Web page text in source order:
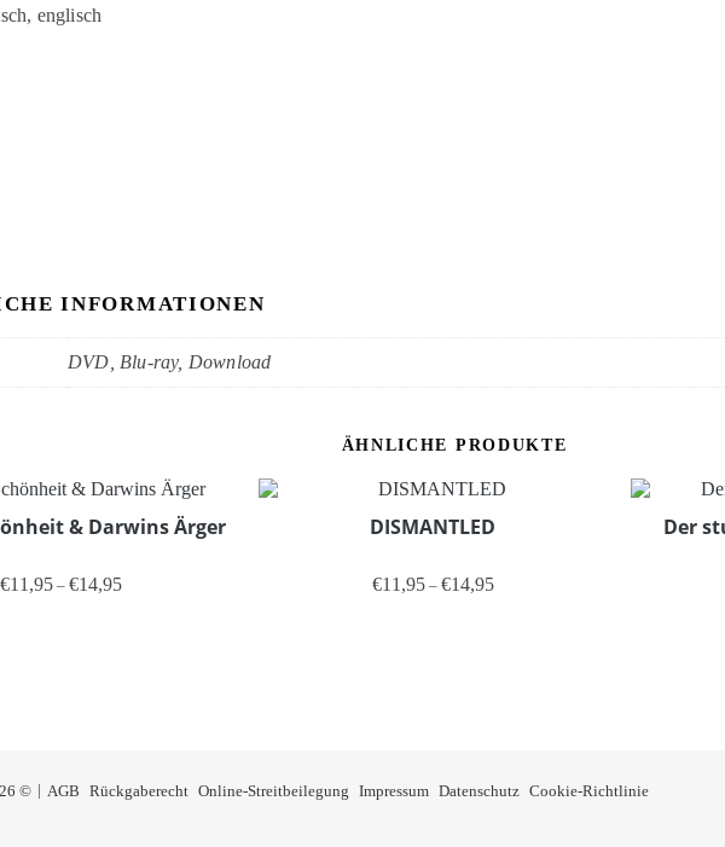
englisch
INFORMATIONEN
DVD, Blu-ray, Download
ÄHNLICHE PRODUKTE
& Darwins Ärger
€11,95 –€14,95Preisspanne: €11,95 bis €14,95
DISMANTLED
€11,95 – €14,95Preisspanne: €11,95 bis €14,95
Der
© AGB Rückgaberecht Online-Streitbeilegung Impressum Datenschutz Cookie-Richtlinie